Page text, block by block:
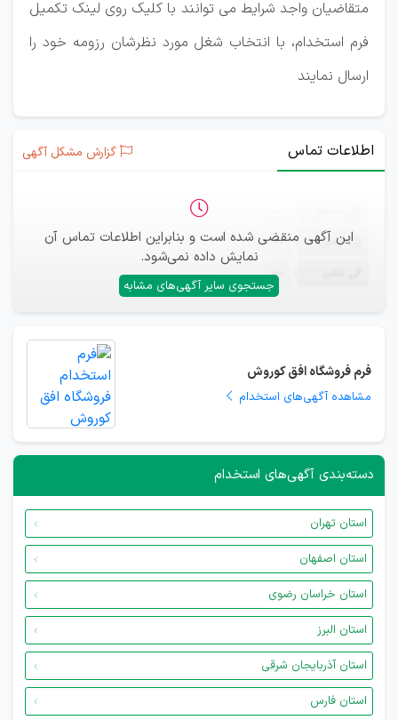
متقاضیان واجد شرایط می توانند با کلیک روی لینک تکمیل
فرم استخدام، با انتخاب شغل مورد نظرشان رزومه خود را
ارسال نمایند
اطلاعات تماس گزارش مشکل آگهی
این آگهی منقضی شده است و بنابراین اطلاعات تماس آن
نمایش داده نمی‌شود.
جستجوی سایر آگهی‌های مشابه
ایمیل —
—
فرم فروشگاه افق کوروش
مشاهده آگهی‌های استخدام
دسته‌بندی آگهی‌های استخدام
استان تهران
استان اصفهان
استان خراسان رضوی
استان البرز
استان آذربایجان شرقی
استان فارس